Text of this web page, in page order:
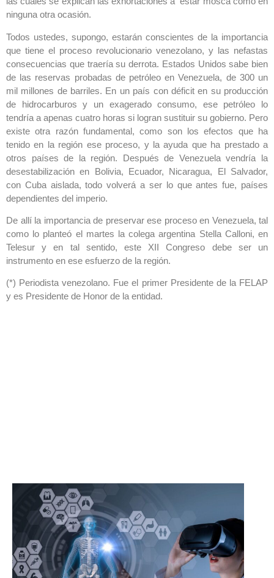
ninguna otra ocasión.
Todos ustedes, supongo, estarán conscientes de la importancia
que tiene el proceso revolucionario venezolano, y las nefastas
consecuencias que traería su derrota. Estados Unidos sabe bien
de las reservas probadas de petróleo en Venezuela, de 300 un
mil millones de barriles. En un país con déficit en su producción
de hidrocarburos y un exagerado consumo, ese petróleo lo
tendría a apenas cuatro horas si logran sustituir su gobierno. Pero
existe otra razón fundamental, como son los efectos que ha
tenido en la región ese proceso, y la ayuda que ha prestado a
otros países de la región. Después de Venezuela vendría la
desestabilización en Bolivia, Ecuador, Nicaragua, El Salvador,
con Cuba aislada, todo volverá a ser lo que antes fue, países
dependientes del imperio.
De allí la importancia de preservar ese proceso en Venezuela, tal
como lo planteó el martes la colega argentina Stella Calloni, en
Telesur y en tal sentido, este XII Congreso debe ser un
instrumento en ese esfuerzo de la región.
(*) Periodista venezolano. Fue el primer Presidente de la FELAP
y es Presidente de Honor de la entidad.